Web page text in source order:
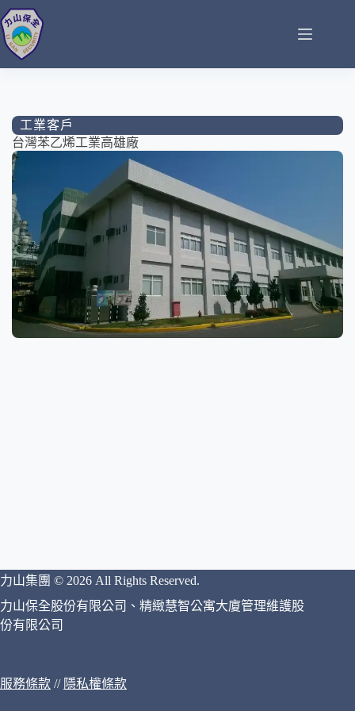
工業客戶
台灣苯乙烯工業高雄廠
力山集團 © 2026 All Rights Reserved.
力山保全股份有限公司、精緻慧智公寓大廈管理維護股
份有限公司
服務條款 // 隱私權條款